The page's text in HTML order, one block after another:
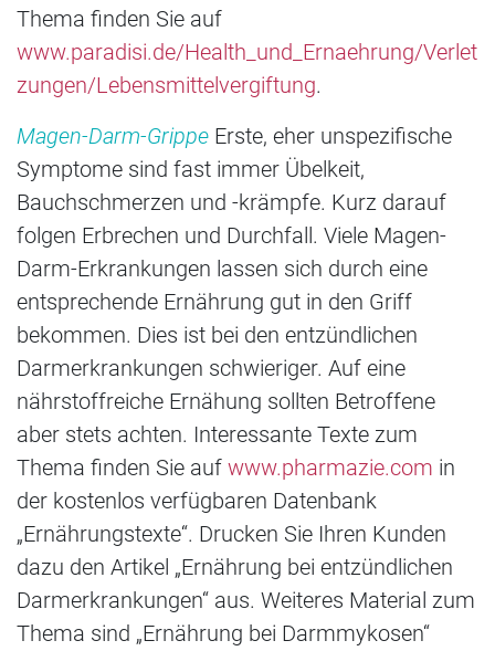
Thema finden Sie auf
www.paradisi.de/Health_und_Ernaehrung/Verlet
zungen/Lebensmittelvergiftung.
Magen-Darm-Grippe Erste, eher unspezifische
Symptome sind fast immer Übelkeit,
Bauchschmerzen und -krämpfe. Kurz darauf
folgen Erbrechen und Durchfall. Viele Magen-
Darm-Erkrankungen lassen sich durch eine
entsprechende Ernährung gut in den Griff
bekommen. Dies ist bei den entzündlichen
Darmerkrankungen schwieriger. Auf eine
nährstoffreiche Ernähung sollten Betroffene
aber stets achten. Interessante Texte zum
Thema finden Sie auf www.pharmazie.com in
der kostenlos verfügbaren Datenbank
„Ernährungstexte“. Drucken Sie Ihren Kunden
dazu den Artikel „Ernährung bei entzündlichen
Darmerkrankungen“ aus. Weiteres Material zum
Thema sind „Ernährung bei Darmmykosen“